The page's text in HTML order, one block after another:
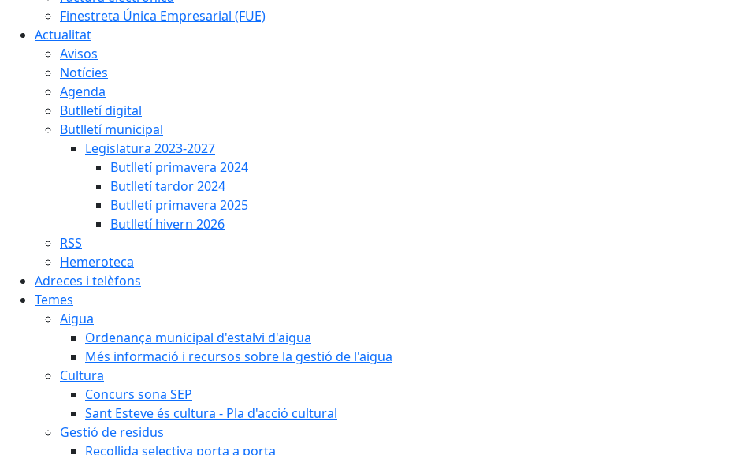
Finestreta Única Empresarial (FUE)
Actualitat
Avisos
Notícies
Agenda
Butlletí digital
Butlletí municipal
Legislatura 2023-2027
Butlletí primavera 2024
Butlletí tardor 2024
Butlletí primavera 2025
Butlletí hivern 2026
RSS
Hemeroteca
Adreces i telèfons
Temes
Aigua
Ordenança municipal d'estalvi d'aigua
Més informació i recursos sobre la gestió de l'aigua
Cultura
Concurs sona SEP
Sant Esteve és cultura - Pla d'acció cultural
Gestió de residus
Recollida selectiva porta a porta